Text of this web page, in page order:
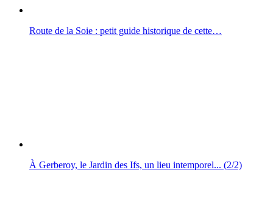
Route de la Soie : petit guide historique de cette…
À Gerberoy, le Jardin des Ifs, un lieu intemporel... (2/2)